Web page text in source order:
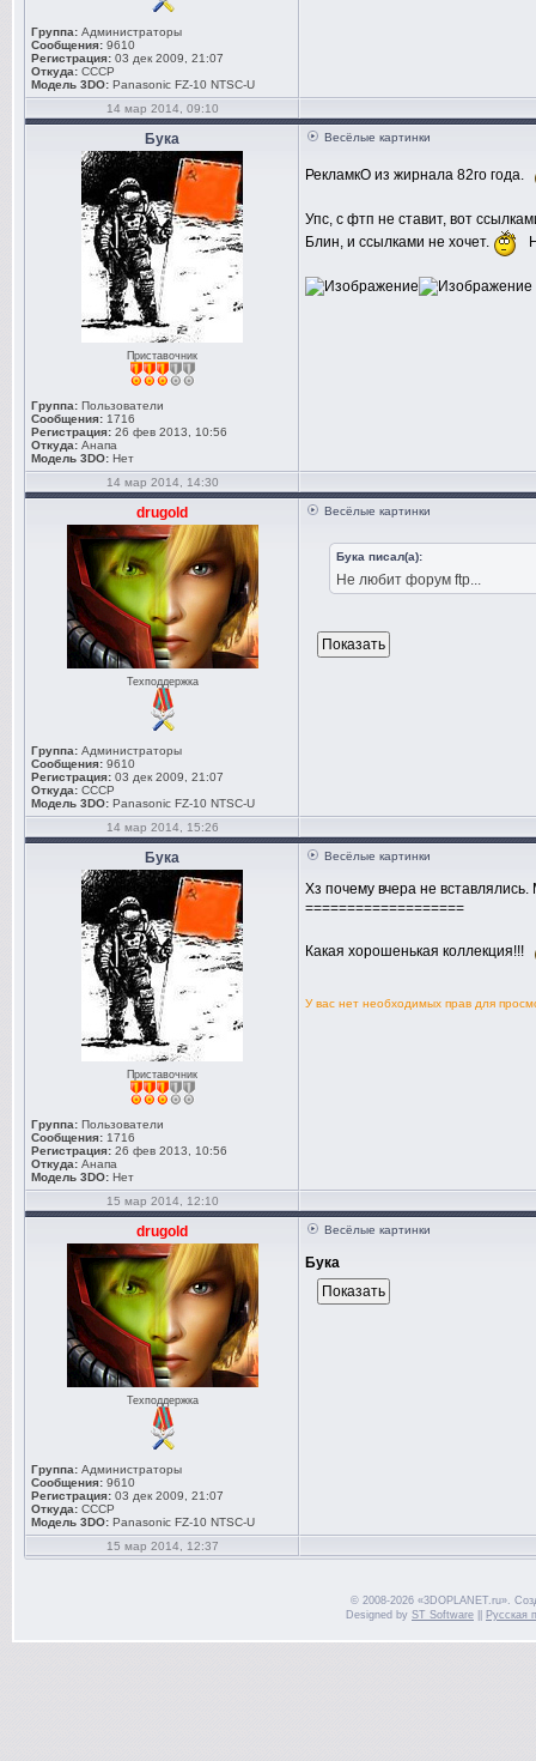
Группа: Администраторы
Сообщения: 9610
Регистрация: 03 дек 2009, 21:07
Откуда: СССР
Модель 3DO: Panasonic FZ-10 NTSC-U
14 мар 2014, 09:10
Бука
Приставочник
Группа: Пользователи
Сообщения: 1716
Регистрация: 26 фев 2013, 10:56
Откуда: Анапа
Модель 3DO: Нет
Весёлые картинки
РекламкО из жирнала 82го года.
Упс, с фтп не ставит, вот
Блин, и ссылками не хочет.
14 мар 2014, 14:30
drugold
Техподдержка
Группа: Администраторы
Сообщения: 9610
Регистрация: 03 дек 2009, 21:07
Откуда: СССР
Модель 3DO: Panasonic FZ-10 NTSC-U
Весёлые картинки
Бука писал(а):
Не любит форум ftp...
14 мар 2014, 15:26
Бука
Приставочник
Группа: Пользователи
Сообщения: 1716
Регистрация: 26 фев 2013, 10:56
Откуда: Анапа
Модель 3DO: Нет
Весёлые картинки
Хз почему вчера не
===================
Какая хорошенькая коллекция!!!
У вас нет необходимых прав для
15 мар 2014, 12:10
drugold
Техподдержка
Группа: Администраторы
Сообщения: 9610
Регистрация: 03 дек 2009, 21:07
Откуда: СССР
Модель 3DO: Panasonic FZ-10 NTSC-U
Весёлые картинки
Бука
15 мар 2014, 12:37
© 2008-2026 «3DOPLANET.ru».
Designed by ST Software Русская